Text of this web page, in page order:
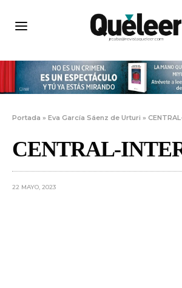
Portada »Eva García Sáenz de Urturi »
CENTRAL-
22 MAYO, 2023